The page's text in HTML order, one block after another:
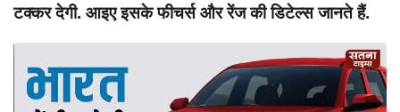
टक्कर देगी. आइए इसके फीचर्स और रेंज की डिटेल्स जानते हैं.